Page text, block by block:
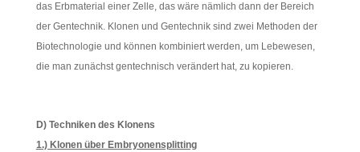
das Erbmaterial einer Zelle, das wäre nämlich dann der Bereich
der Gentechnik. Klonen und Gentechnik sind zwei Methoden der
Biotechnologie und können kombiniert werden, um Lebewesen,
die man zunächst gentechnisch verändert hat, zu kopieren.
D) Techniken des Klonens
1.) Klonen über Embryonensplitting